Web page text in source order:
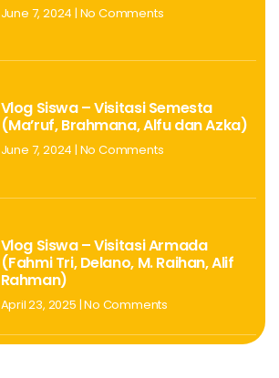
June 7, 2024 No Comments
Vlog Siswa – Visitasi Semesta
(Ma’ruf, Brahmana, Alfu dan Azka)
June 7, 2024 No Comments
Vlog Siswa – Visitasi Armada
(Fahmi Tri, Delano, M. Raihan, Alif
Rahman)
April 23, 2025 No Comments